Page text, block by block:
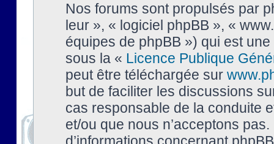
Nos forums sont propulsés par
leur », « logiciel phpBB », «
équipes de phpBB ») qui est
sous la « Licence Publique
peut être téléchargée sur
but de faciliter les discussions
cas responsable de la conduite
et/ou que nous n’acceptons